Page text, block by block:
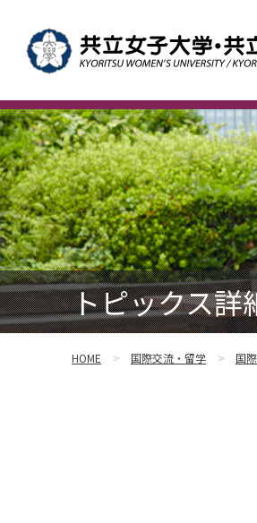
トピックス詳
HOME 国際交流・留学 国